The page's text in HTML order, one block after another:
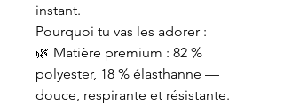
instant.
Pourquoi tu vas les adorer :
🌿 Matière premium : 82 %
polyester, 18 % élasthanne —
douce, respirante et résistante.